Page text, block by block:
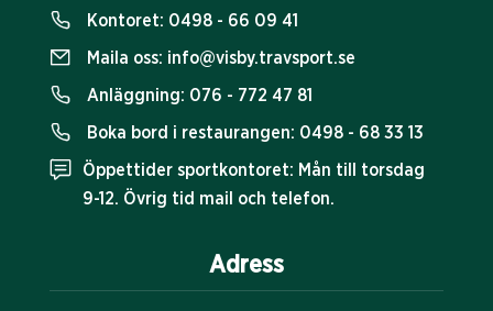
Kontoret: 0498 - 66 09 41
Maila oss: info@visby.travsport.se
Anläggning: 076 - 772 47 81
Boka bord i restaurangen: 0498 - 68 33 13
Öppettider sportkontoret: Mån till torsdag
9-12. Övrig tid mail och telefon.
Adress